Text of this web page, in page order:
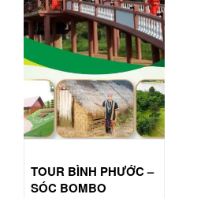
TOUR BÌNH PHƯỚC –
SÓC BOMBO